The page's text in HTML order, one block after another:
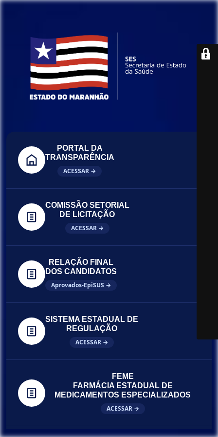
PORTAL DA
TRANSPARÊNCIA
ACESSAR →
COMISSÃO SETORIAL
DE LICITAÇÃO
ACESSAR →
RELAÇÃO FINAL
DOS CANDIDATOS
Aprovados-EpiSUS →
SISTEMA ESTADUAL DE
REGULAÇÃO
ACESSAR →
FEME
FARMÁCIA ESTADUAL DE
MEDICAMENTOS ESPECIALIZADOS
ACESSAR →